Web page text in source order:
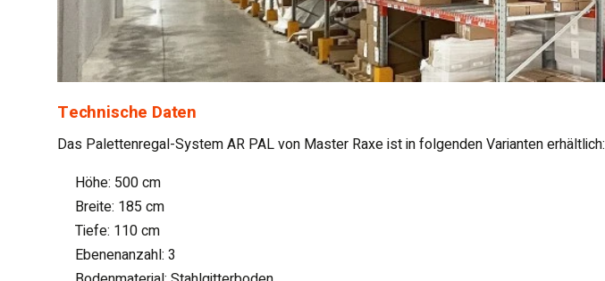
Technische Daten
Das Palettenregal-System AR PAL von Master Raxe ist in folgenden Varianten erhältlich:
Höhe: 500 cm
Breite: 185 cm
Tiefe: 110 cm
Ebenenanzahl: 3